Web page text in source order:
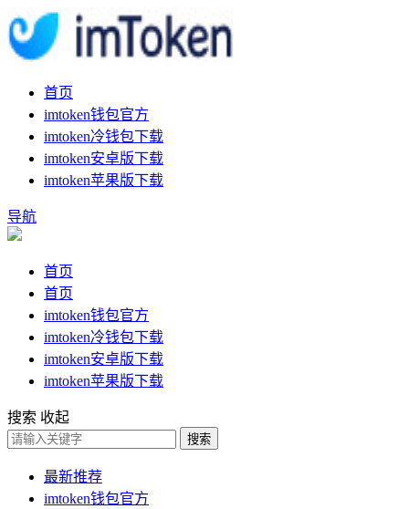
首页
imtoken钱包官方
imtoken冷钱包下载
imtoken安卓版下载
imtoken苹果版下载
导航
首页
首页
imtoken钱包官方
imtoken冷钱包下载
imtoken安卓版下载
imtoken苹果版下载
搜索 收起
搜索
最新推荐
imtoken钱包官方